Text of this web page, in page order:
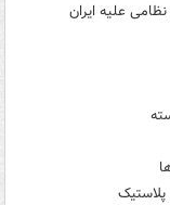
علیه ایران
پلاستیک